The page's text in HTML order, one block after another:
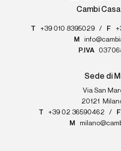
Cambi
T +39 010 8395029 / F
M
P.IVA
Sede di
Via San
20121
T
+39 02 36590462 / F
M